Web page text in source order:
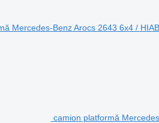
camion platformă